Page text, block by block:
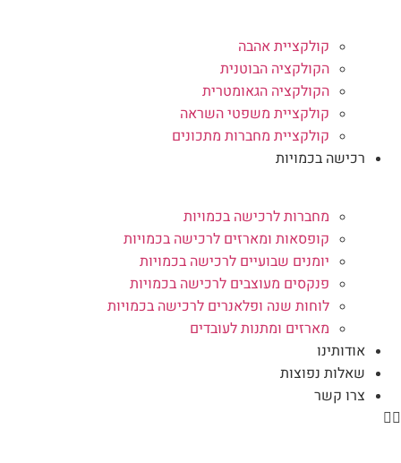
קולקציית אהבה
הקולקציה הבוטנית
הקולקציה הגאומטרית
קולקציית משפטי השראה
קולקציית מחברות מתכונים
רכישה בכמויות
מחברות לרכישה בכמויות
קופסאות ומארזים לרכישה בכמויות
יומנים שבועיים לרכישה בכמויות
פנקסים מעוצבים לרכישה בכמויות
לוחות שנה ופלאנרים לרכישה בכמויות
מארזים ומתנות לעובדים
אודותינו
שאלות נפוצות
צרו קשר